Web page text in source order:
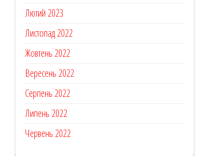
Лютий 2023
Листопад 2022
Жовтень 2022
Вересень 2022
Серпень 2022
Липень 2022
Червень 2022